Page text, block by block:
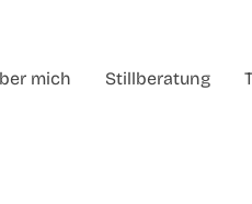
mich Stillberatung